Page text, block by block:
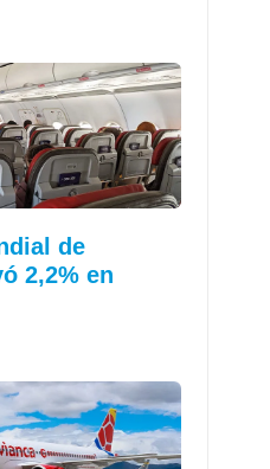
de
2,2% en